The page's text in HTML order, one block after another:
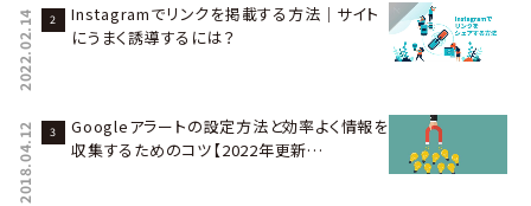
2022.02.14
Instagramでリンクを掲載する方法｜サイト
にうまく誘導するには？
2018.04.12
Googleアラートの設定方法と効率よく情報を
収集するためのコツ【2022年更新…